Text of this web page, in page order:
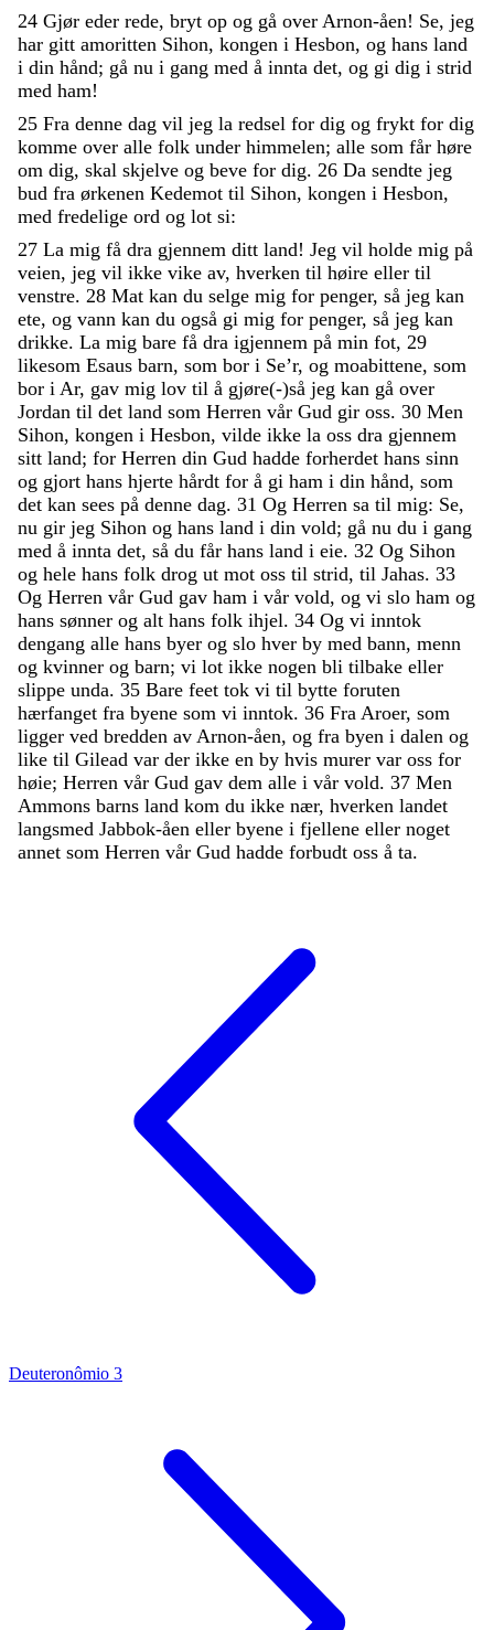
24 Gjør eder rede, bryt op og gå over Arnon-åen! Se, jeg
har gitt amoritten Sihon, kongen i Hesbon, og hans land
i din hånd; gå nu i gang med å innta det, og gi dig i strid
med ham!
25 Fra denne dag vil jeg la redsel for dig og frykt for dig
komme over alle folk under himmelen; alle som får høre
om dig, skal skjelve og beve for dig. 26 Da sendte jeg
bud fra ørkenen Kedemot til Sihon, kongen i Hesbon,
med fredelige ord og lot si:
27 La mig få dra gjennem ditt land! Jeg vil holde mig på
veien, jeg vil ikke vike av, hverken til høire eller til
venstre. 28 Mat kan du selge mig for penger, så jeg kan
ete, og vann kan du også gi mig for penger, så jeg kan
drikke. La mig bare få dra igjennem på min fot, 29
likesom Esaus barn, som bor i Se’r, og moabittene, som
bor i Ar, gav mig lov til å gjøre(-)så jeg kan gå over
Jordan til det land som Herren vår Gud gir oss. 30 Men
Sihon, kongen i Hesbon, vilde ikke la oss dra gjennem
sitt land; for Herren din Gud hadde forherdet hans sinn
og gjort hans hjerte hårdt for å gi ham i din hånd, som
det kan sees på denne dag. 31 Og Herren sa til mig: Se,
nu gir jeg Sihon og hans land i din vold; gå nu du i gang
med å innta det, så du får hans land i eie. 32 Og Sihon
og hele hans folk drog ut mot oss til strid, til Jahas. 33
Og Herren vår Gud gav ham i vår vold, og vi slo ham og
hans sønner og alt hans folk ihjel. 34 Og vi inntok
dengang alle hans byer og slo hver by med bann, menn
og kvinner og barn; vi lot ikke nogen bli tilbake eller
slippe unda. 35 Bare feet tok vi til bytte foruten
hærfanget fra byene som vi inntok. 36 Fra Aroer, som
ligger ved bredden av Arnon-åen, og fra byen i dalen og
like til Gilead var der ikke en by hvis murer var oss for
høie; Herren vår Gud gav dem alle i vår vold. 37 Men
Ammons barns land kom du ikke nær, hverken landet
langsmed Jabbok-åen eller byene i fjellene eller noget
annet som Herren vår Gud hadde forbudt oss å ta.
Deuteronômio 3